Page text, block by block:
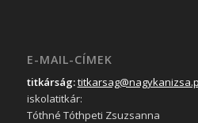
E-MAIL-CÍMEK
titkárság:
iskolatitkár:
Tóthné Tóthpeti Zsuzsanna